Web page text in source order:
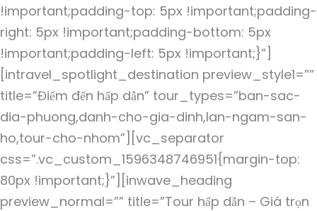
!important;padding-top: 5px !important;padding-
right: 5px !important;padding-bottom: 5px
!important;padding-left: 5px !important;}”]
[intravel_spotlight_destination preview_style1=””
title=”Điểm đến hấp dẫn” tour_types=”ban-sac-
dia-phuong,danh-cho-gia-dinh,lan-ngam-san-
ho,tour-cho-nhom”][vc_separator
css=”.vc_custom_1596348746951{margin-top:
80px !important;}”][inwave_heading
preview_normal=”” title=”Tour hấp dẫn – Giá trọn